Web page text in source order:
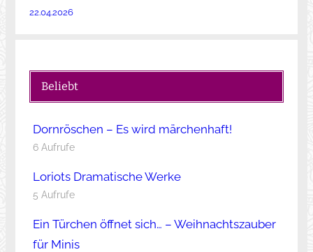
22.04.2026
Beliebt
Dornröschen – Es wird märchenhaft!
6 Aufrufe
Loriots Dramatische Werke
5 Aufrufe
Ein Türchen öffnet sich… – Weihnachtszauber
für Minis